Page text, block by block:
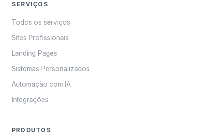
SERVIÇOS
Todos os serviços
Sites Profissionais
Landing Pages
Sistemas Personalizados
Automação com IA
Integrações
PRODUTOS